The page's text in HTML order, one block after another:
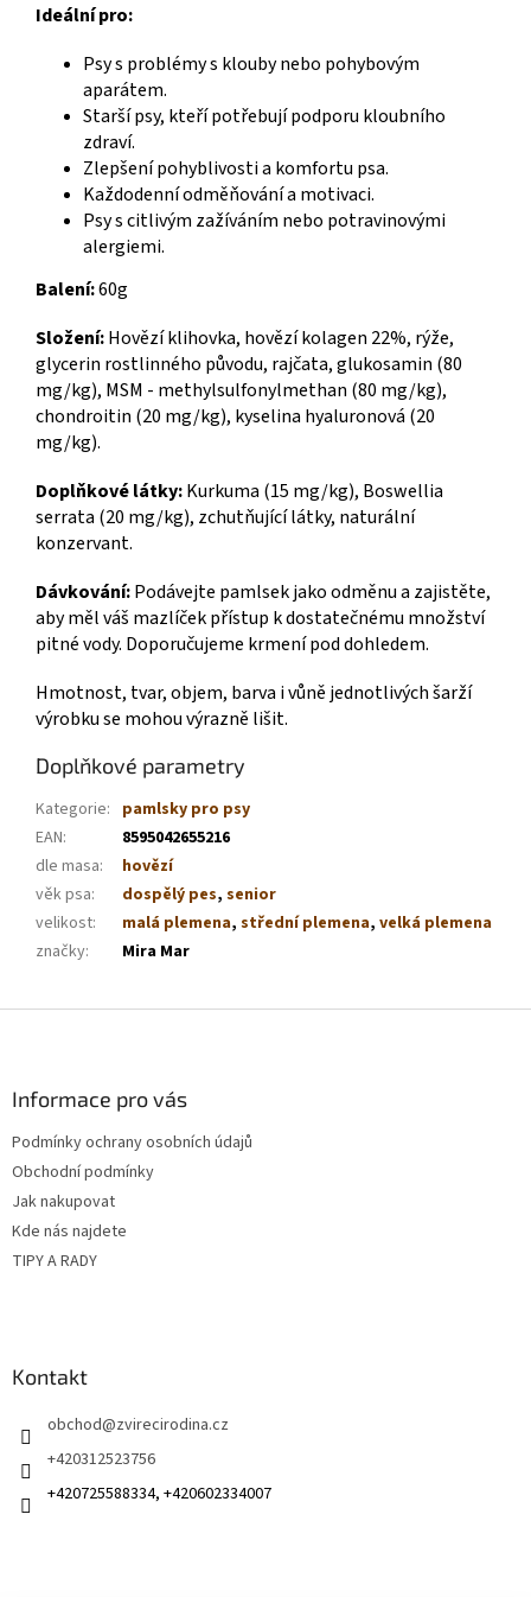
Ideální pro:
Psy s problémy s klouby nebo pohybovým
aparátem.
Starší psy, kteří potřebují podporu kloubního
zdraví.
Zlepšení pohyblivosti a komfortu psa.
Každodenní odměňování a motivaci.
Psy s citlivým zažíváním nebo potravinovými
alergiemi.
Balení:60g
Složení:Hovězí klihovka, hovězí kolagen 22%, rýže,
glycerin rostlinného původu, rajčata, glukosamin (80
mg/kg), MSM - methylsulfonylmethan (80 mg/kg),
chondroitin (20 mg/kg), kyselina hyaluronová (20
mg/kg).
Doplňkové látky:Kurkuma (15 mg/kg), Boswellia
serrata (20 mg/kg), zchutňující látky, naturální
konzervant.
Dávkování:Podávejte pamlsek jako odměnu a zajistěte,
aby měl váš mazlíček přístup k dostatečnému množství
pitné vody. Doporučujeme krmení pod dohledem.
Hmotnost, tvar, objem, barva i vůně jednotlivých šarží
výrobku se mohou výrazně lišit.
Doplňkové parametry
Kategorie: pamlsky pro psy
EAN:
8595042655216
dle masa:
hovězí
věk psa: dospělý pes, senior
velikost: malá plemena, střední plemena, velká plemena
značky: Mira Mar
Informace pro vás
Podmínky ochrany osobních údajů
Obchodní podmínky
Jak nakupovat
Kde nás najdete
TIPY A RADY
Kontakt
obchod@zvirecirodina.cz
+420312523756
+420725588334, +420602334007